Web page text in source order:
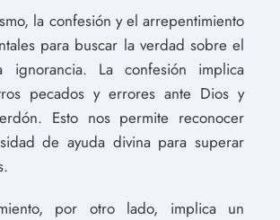
la confesión y el arrepentimiento
para buscar la verdad sobre el
La confesión implica
pecados y errores ante Dios y
Esto nos permite reconocer
de ayuda divina para superar
por otro lado, implica un